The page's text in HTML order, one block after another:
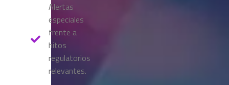
Alertas
especiales
frente a
hitos
regulatorios
relevantes.